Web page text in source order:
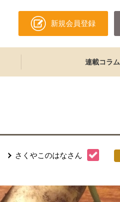
新規会員登録
連載コラム
さくやこのはなさん